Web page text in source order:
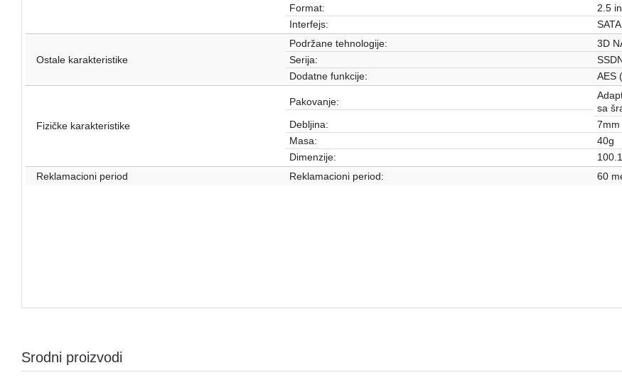
Format:
2.5
Interfejs:
Ostale karakteristike
Podržane tehnologije:
3D
Serija:
Dodatne funkcije:
AES
Fizičke karakteristike
Pakovanje:
sa
Debljina:
7mm
Masa:
40g
Dimenzije:
Reklamacioni period
Reklamacioni period: 60
Srodni proizvodi